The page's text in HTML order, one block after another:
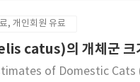
인화는 외로움을 해결하기
을 끼칠 가능성을 시사한다.
, 개인회원 유료
catus)의 개체군 크
of Domestic